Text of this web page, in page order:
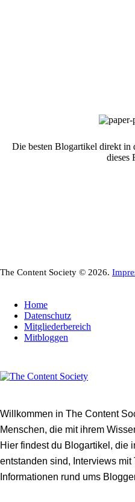
Die besten Blogartikel direkt in
dieses
The Content Society © 2026.
Home
Datenschutz
Mitgliederbereich
Mitbloggen
Willkommen in The Content
Menschen, die mit ihrem
Hier findest du Blogartikel, die
entstanden sind, Interviews
Informationen rund ums